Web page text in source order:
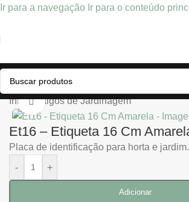
Ir para a navegação Ir para o conteúdo
Início/Artigos de Jardinagem
Clique para ampliar
Et16 – Etiqueta 16 Cm
Placa de identificação para horta e jardim.
-
+
Adicionar